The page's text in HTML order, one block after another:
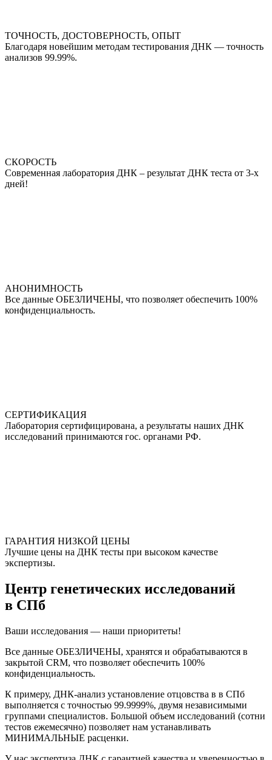
ТОЧНОСТЬ, ДОСТОВЕРНОСТЬ, ОПЫТ
Благодаря новейшим методам тестирования ДНК — точность
анализов 99.99%.
СКОРОСТЬ
Современная лаборатория ДНК – результат ДНК теста от 3-х
дней!
АНОНИМНОСТЬ
Все данные ОБЕЗЛИЧЕНЫ, что позволяет обеспечить 100%
конфиденциальность.
СЕРТИФИКАЦИЯ
Лаборатория сертифицирована, а результаты наших ДНК
исследований принимаются гос. органами РФ.
ГАРАНТИЯ НИЗКОЙ ЦЕНЫ
Лучшие цены на ДНК тесты при высоком качестве
экспертизы.
Центр генетических исследований
в СПб
Ваши исследования — наши приоритеты!
Все данные ОБЕЗЛИЧЕНЫ, хранятся и обрабатываются в
закрытой CRM, что позволяет обеспечить 100%
конфиденциальность.
К примеру, ДНК-анализ установление отцовства в в СПб
выполняется с точностью 99.9999%, двумя независимыми
группами специалистов. Большой объем исследований (сотни
тестов ежемесячно) позволяет нам устанавливать
МИНИМАЛЬНЫЕ расценки.